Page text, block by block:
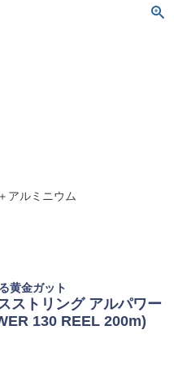
アルミニウム
黄金ガット
ストリング アルパワー
130 REEL 200m)